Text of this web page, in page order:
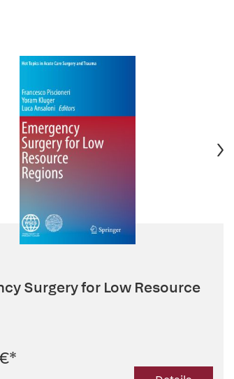
Surgery for Low Resource
*